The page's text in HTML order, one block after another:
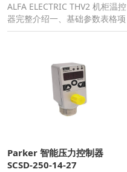
ALFA ELECTRIC THV2 机柜温控
器完整介绍一、基础参数表格项
目规格品牌ALFA E
Parker 智能压力控制器
SCSD-250-14-27